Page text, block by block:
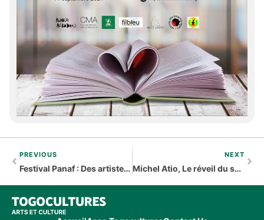
PREVIOUS
Festival Panaf : Des artistes togolais au PANAF en Algérie
NEXT
Michel Atio, Le réveil du soukouss